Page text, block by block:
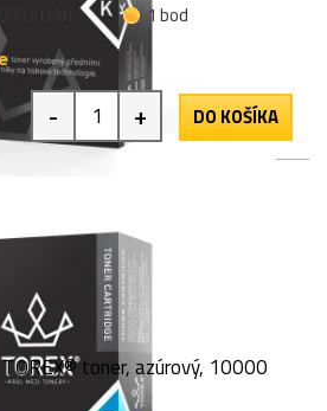
strán
1 bod
- + DO KOŠÍKA
toner, azúrový, 10000